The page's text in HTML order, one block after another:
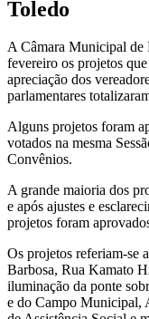
Toledo
A Câmara Municipal de
fevereiro os projetos
apreciação dos
parlamentares
Alguns projetos foram
votados na mesma
Convênios.
A grande maioria dos
e após ajustes e
projetos foram
Os projetos referiam-se
Barbosa, Rua Kamato
iluminação da ponte
e do Campo Municipal,